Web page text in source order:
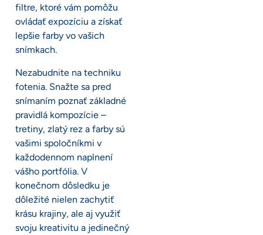
filtre, ktoré vám pomôžu
ovládať expozíciu a získať
lepšie farby vo vašich
snímkach.
Nezabudnite na techniku
fotenia. Snažte sa pred
snímaním poznať základné
pravidlá kompozície –
tretiny, zlatý rez a farby sú
vašimi spoločníkmi v
každodennom naplnení
vášho portfólia. V
konečnom dôsledku je
dôležité nielen zachytiť
krásu krajiny, ale aj využiť
svoju kreativitu a jedinečný